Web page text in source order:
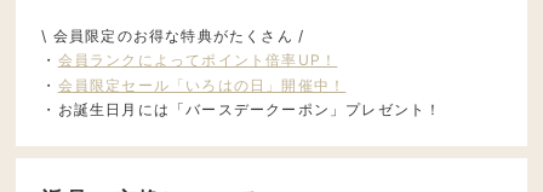
\ 会員限定のお得な特典がたくさん /
・ 会員ランクによってポイント倍率UP！
・ 会員限定セール「いろはの日」開催中！
・お誕生日月には「バースデークーポン」プレゼント！